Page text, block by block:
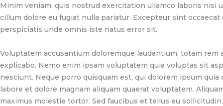
Minim veniam, quis nostrud exercitation ullamco laboris
cillum dolore eu fugiat nulla pariatur. Excepteur sint
perspiciatis unde omnis iste natus error sit.
Voluptatem accusantium doloremque laudantium, totam
explicabo. Nemo enim ipsam voluptatem quia voluptas sit
nesciunt. Neque porro quisquam est, qui dolorem ipsum
labore et dolore magnam aliquam quaerat voluptatem.
maximus molestie tortor. Sed faucibus et tellus eu